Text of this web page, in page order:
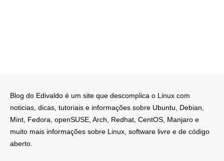
Blog do Edivaldo é um site que descomplica o Linux com
noticias, dicas, tutoriais e informações sobre Ubuntu, Debian,
Mint, Fedora, openSUSE, Arch, Redhat, CentOS, Manjaro e
muito mais informações sobre Linux, software livre e de código
aberto.